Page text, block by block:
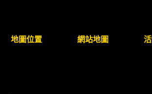
衛」課程(8/12前向本會報名,實體)
地圖位置 網站地圖